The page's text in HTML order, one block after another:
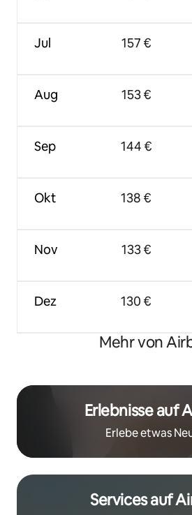
Jul
Aug
Sep
Okt
Nov
Dez
157 €
153 €
144 €
138 €
133 €
130 €
Mehr von
Erlebnisse auf
Erlebe etwas
Services auf